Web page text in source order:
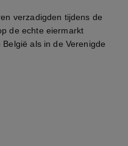
verzadigden tijdens de
de echte eiermarkt
als in de Verenigde